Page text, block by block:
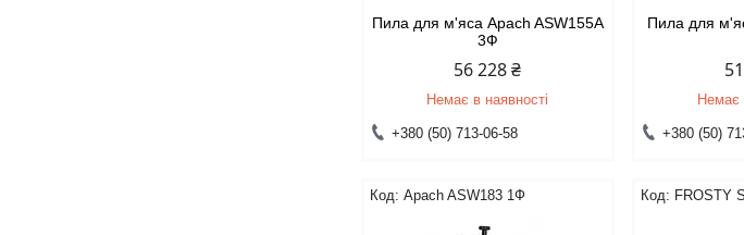
Пила для м'яса Apach ASW155A
3Ф
56 228 ₴
Немає в наявності
+380 (50) 713-06-58
Пила для
Немає
+380 (50)
Apach ASW183 1Ф FROSTY